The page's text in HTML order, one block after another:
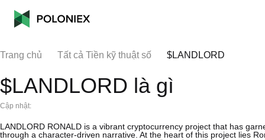
Trang chủ Tất cả Tiền kỹ thuật số $LANDLORD
$LANDLORD là gì
Cập nhật:
LANDLORD RONALD is a vibrant cryptocurrency project that has
through a character-driven narrative. At the heart of this project lies